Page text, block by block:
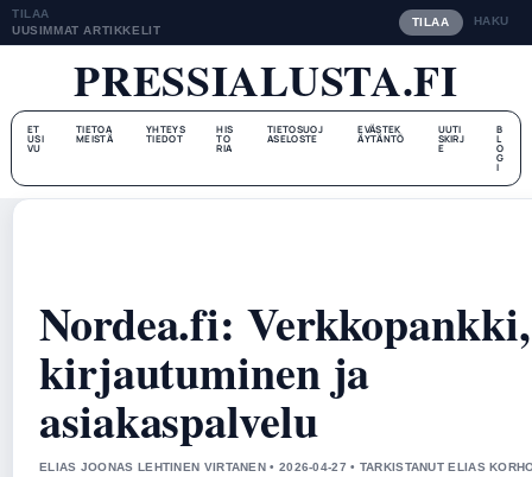
TILAA
UUSIMMAT ARTIKKELIT
TILAA HAKU
PRESSIALUSTA.FI
ET
USI
VU
TIETOA
MEISTÄ
YHTEYS
TIEDOT
HIS
TO
RIA
TIETOSUOJ
ASELOSTE
EVÄSTEK
ÄYTÄNTÖ
UUTI
SKIRJ
E
B
L
O
G
I
Nordea.fi: Verkkopankki,
kirjautuminen ja
asiakaspalvelu
ELIAS JOONAS LEHTINEN VIRTANEN • 2026-04-27 • TARKISTANUT ELIAS